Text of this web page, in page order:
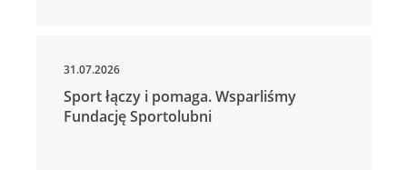
31.07.2026
Sport łączy i pomaga. Wsparliśmy
Fundację Sportolubni